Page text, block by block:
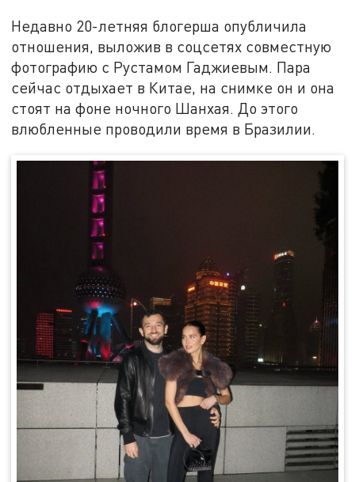
Недавно 20-летняя блогерша опубличила
отношения, выложив в соцсетях совместную
фотографию с Рустамом Гаджиевым. Пара
сейчас отдыхает в Китае, на снимке он и она
стоят на фоне ночного Шанхая. До этого
влюбленные проводили время в Бразилии.